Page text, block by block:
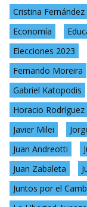
Cristina Fernández
Economía
Elecciones 2023
Fernando Moreira
Gabriel Katopodis
Horacio
Javier Milei
Juan Andreotti
Juan Zabaleta
Juntos por el